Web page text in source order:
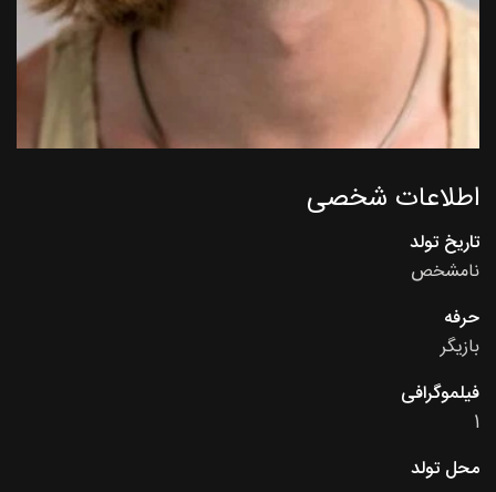
اطلاعات شخصی
تاریخ تولد
نامشخص
حرفه
بازیگر
فیلموگرافی
1
محل تولد